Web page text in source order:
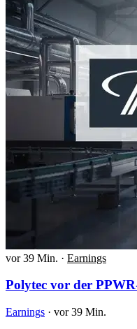
vor 39 Min. · Earnings
Polytec vor der
Earnings · vor 39 Min.